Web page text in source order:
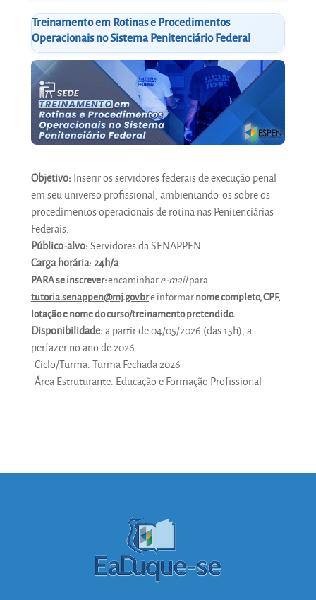
Treinamento em Rotinas e Procedimentos
Operacionais no Sistema Penitenciário Federal
Objetivo: Inserir os servidores federais de execução penal
em seu universo profissional, ambientando-os sobre os
procedimentos operacionais de rotina nas Penitenciárias
Federais.
Público-alvo:Servidores da SENAPPEN.
Carga horária:24h/a
PARA se inscrever:encaminhare-mailpara
tutoria.senappen@mj.gov.bre informarnome completo, CPF,
lotação e nome do curso/treinamento pretendido.
Disponibilidade:a partir de 04/05/2026 (das 15h), a
perfazer no ano de 2026.
Ciclo/Turma:Turma Fechada 2026
Área Estruturante: Educação e Formação Profissional